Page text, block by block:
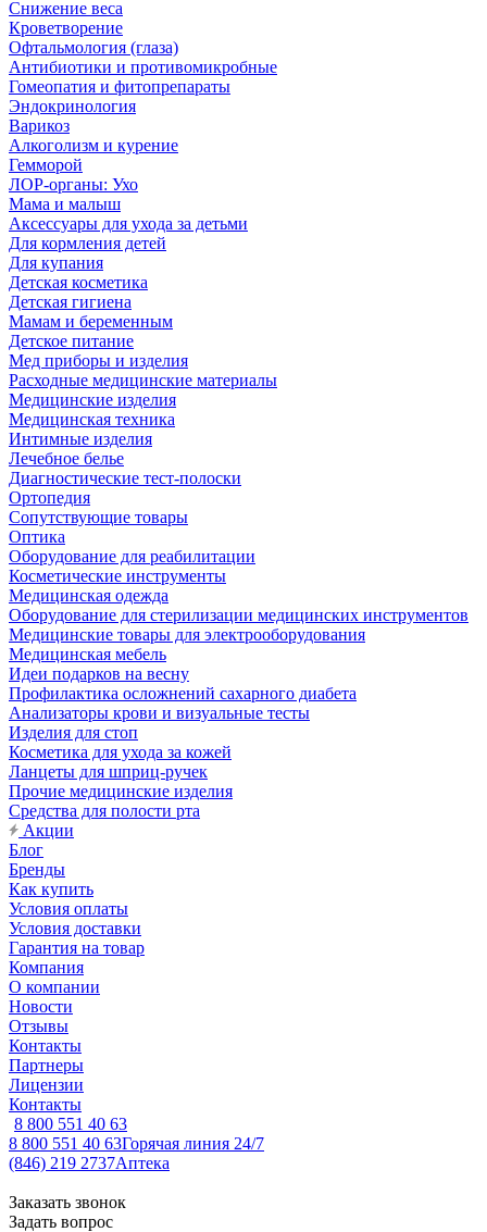
Снижение веса
Кроветворение
Офтальмология (глаза)
Антибиотики и противомикробные
Гомеопатия и фитопрепараты
Эндокринология
Варикоз
Алкоголизм и курение
Гемморой
ЛОР-органы: Ухо
Мама и малыш
Аксессуары для ухода за детьми
Для кормления детей
Для купания
Детская косметика
Детская гигиена
Мамам и беременным
Детское питание
Мед приборы и изделия
Расходные медицинские материалы
Медицинские изделия
Медицинская техника
Интимные изделия
Лечебное белье
Диагностические тест-полоски
Ортопедия
Сопутствующие товары
Оптика
Оборудование для реабилитации
Косметические инструменты
Медицинская одежда
Оборудование для стерилизации медицинских инструментов
Медицинские товары для электрооборудования
Медицинская мебель
Идеи подарков на весну
Профилактика осложнений сахарного диабета
Анализаторы крови и визуальные тесты
Изделия для стоп
Косметика для ухода за кожей
Ланцеты для шприц-ручек
Прочие медицинские изделия
Средства для полости рта
Акции
Блог
Бренды
Как купить
Условия оплаты
Условия доставки
Гарантия на товар
Компания
О компании
Новости
Отзывы
Контакты
Партнеры
Лицензии
Контакты
8 800 551 40 63
8 800 551 40 63Горячая линия 24/7
(846) 219 2737Аптека
Заказать звонок
Задать вопрос